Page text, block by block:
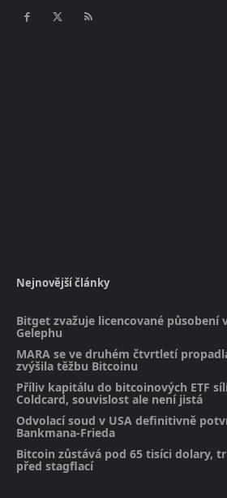
Nejnovější články
Bitget zvažuje licencované působení
Gelephu
MARA se ve druhém čtvrtletí
zvýšila těžbu Bitcoinu
Příliv kapitálu do bitcoinových ETF
Coldcard, souvislost ale není jistá
Odvolací soud v USA definitivně
Bankmana-Frieda
Bitcoin zůstává pod 65 tisíci dolary,
před stagflací